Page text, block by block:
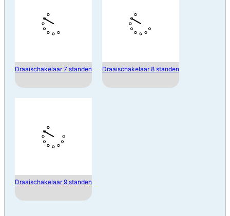
Draaischakelaar 7 standen Draaischakelaar 8 standen
Draaischakelaar 9 standen